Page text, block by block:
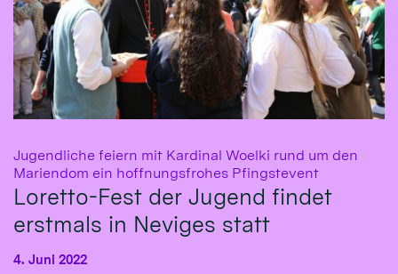
Jugendliche feiern mit Kardinal Woelki rund um den
Mariendom ein hoffnungsfrohes Pfingstevent:
Loretto-Fest der Jugend findet
erstmals in Neviges statt
4. Juni 2022